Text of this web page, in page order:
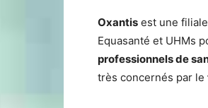
Oxantis est une
Equasanté et UHMs
professionnels de
très concernés par le